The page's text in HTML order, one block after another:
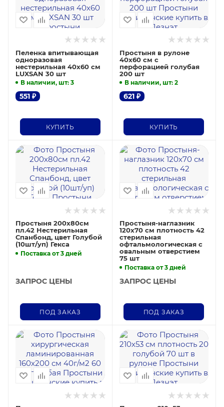
Пеленка впитывающая
одноразовая
нестерильная 40х60 см
LUXSAN 30 шт
В наличии, шт: 3
551 ₽
КУПИТЬ
Простыня в рулоне
40х60 см с
перфорацией голубая
200 шт
В наличии, шт: 2
621₽
КУПИТЬ
Простыня 200х80см
пл.42 Нестерильная
Спанбонд, цвет Голубой
(10шт/уп) Гекса
Поставка от 3 дней
ЗАПРОС ЦЕНЫ
ПОД ЗАКАЗ
Простыня-наглазник
120х70 см плотность 42
стерильная
офтальмологическая с
овальным отверстием
75 шт
Поставка от 3 дней
ЗАПРОС ЦЕНЫ
ПОД ЗАКАЗ